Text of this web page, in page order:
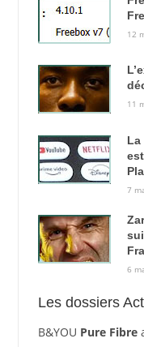
12
11
La
7
6
Les dossiers
B&YOU Pure Fibre